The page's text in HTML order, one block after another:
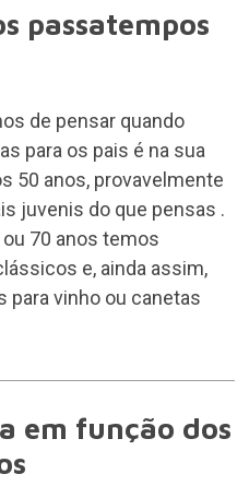
passatempos
de pensar quando
para os pais é na sua
50 anos, provavelmente
juvenis do que pensas .
70 anos temos
e, ainda assim,
para vinho ou canetas
em função dos